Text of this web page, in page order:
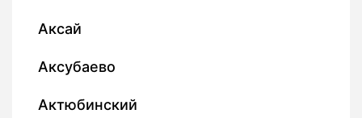
Аксай
Аксубаево
Актюбинский